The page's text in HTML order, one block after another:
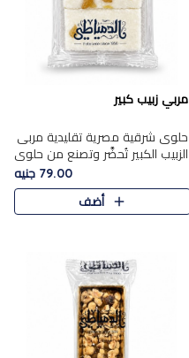
مربي زبيب كبير
حلوى شرقية مصرية تقليدية مربى
الزبيب الكبير تُحضَّر وتصنع من حلوي
جوز الهند باسد بقوام طري ومذاق
غني، وتُزين وتغطا بحبات الزبيب
الذهبي التي ..
79.00 جنيه
أضف